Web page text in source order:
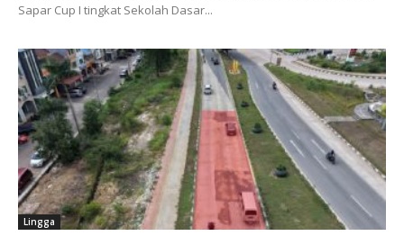
Sapar Cup I tingkat Sekolah Dasar...
Lingga